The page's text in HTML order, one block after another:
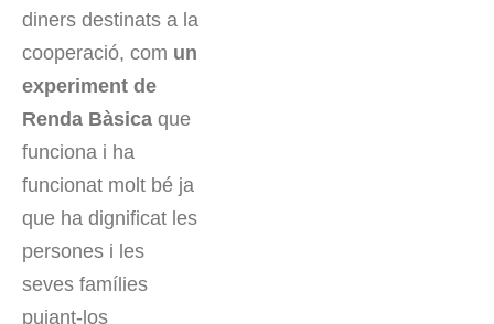
diners destinats a la
cooperació, com un
experiment de
Renda Bàsica que
funciona i ha
funcionat molt bé ja
que ha dignificat les
persones i les
seves famílies
pujant-los